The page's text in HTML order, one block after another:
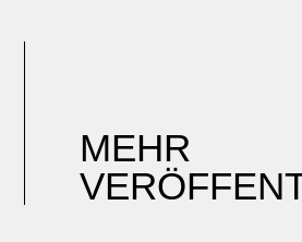
MEHR